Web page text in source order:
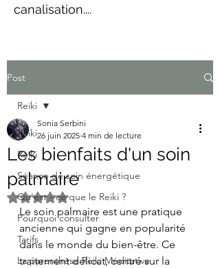
canalisation....
Post
Reiki
Reiki
Séance de soin énergétique
Qu'est - ce que le Reiki ?
Pourquoi consulter
Tarifs
La parenthèse Reiki Méditative
Reiki
Les bienfaits d'un soin
palmaire
Sonia Serbini
26 juin 2025 4 min de lecture
Noté NaN étoiles sur 5.
Le soin palmaire est une pratique
ancienne qui gagne en popularité
dans le monde du bien-être. Ce
traitement délicat, centré sur la